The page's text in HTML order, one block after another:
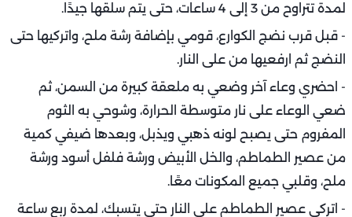
لمدة تتراوح من 3 إلى 4 ساعات، حتى يتم سلقها جيدًا.
- قبل قرب نضج الكوارع، قومي بإضافة رشة ملح، واتركيها حتى
النضج ثم ارفعيها من على النار.
- احضري وعاء آخر وضعي به ملعقة كبيرة من السمن، ثم
ضعي الوعاء على نار متوسطة الحرارة، وشوحي به الثوم
المفروم حتى يصبح لونه ذهبي ويذبل، وبعدها ضيفي كمية
من عصير الطماطم، والخل الأبيض ورشة فلفل أسود ورشة
ملح، وقلبي جميع المكونات معًا.
- اتركي عصير الطماطم على النار حتى يتسبك، لمدة ربع ساعة